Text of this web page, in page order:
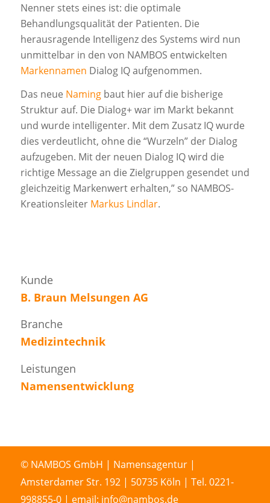
Nenner stets eines ist: die optimale
Behandlungsqualität der Patienten. Die
herausragende Intelligenz des Systems wird nun
unmittelbar in den von NAMBOS entwickelten
Markennamen Dialog IQ aufgenommen.
Das neue Namingbaut hier auf die bisherige
Struktur auf. Die Dialog+ war im Markt bekannt
und wurde intelligenter. Mit dem Zusatz IQ wurde
dies verdeutlicht, ohne die “Wurzeln” der Dialog
aufzugeben. Mit der neuen Dialog IQ wird die
richtige Message an die Zielgruppen gesendet und
gleichzeitig Markenwert erhalten,” so NAMBOS-
Kreationsleiter Markus Lindlar.
Kunde
B. Braun Melsungen AG
Branche
Medizintechnik
Leistungen
Namensentwicklung
© NAMBOS GmbH | Namensagentur |
Amsterdamer Str. 192 | 50735 Köln | Tel. 0221-
998855-0 | email: info@nambos.de